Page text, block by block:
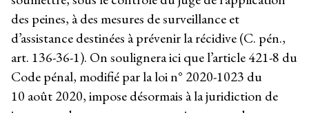
des peines, à des mesures de surveillance et
d’assistance destinées à prévenir la récidive (C. pén.,
art. 136-36-1). On soulignera ici que l’article 421-8 du
Code pénal, modifié par la loi n° 2020-1023 du
10 août 2020, impose désormais à la juridiction de